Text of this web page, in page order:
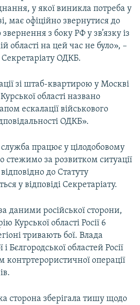
у якої виникла потреба у
має офіційно звернутися до
звернення з боку РФ у зв’язку із
області на цей час не було», –
Секретаріату ОДКБ.
зі штаб-квартирою у Москві
області названо
ескалації військового
ОДКБ».
працює у цілодобовому
за розвитком ситуації
до Статуту
у відповіді Секретаріату.
даними російської сторони,
Курської області Росії 6
тривають бої. Влада
Бєлгородської областей Росії
операції
сторона зберігала тишу щодо